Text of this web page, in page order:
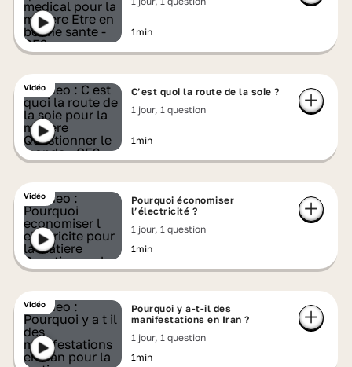
1min
Vidéo
C’est quoi la route de la soie ?
1 jour, 1 question
1min
Vidéo
Pourquoi économiser
l’électricité ?
1 jour, 1 question
1min
Vidéo
Pourquoi y a-t-il des
manifestations en Iran ?
1 jour, 1 question
1min